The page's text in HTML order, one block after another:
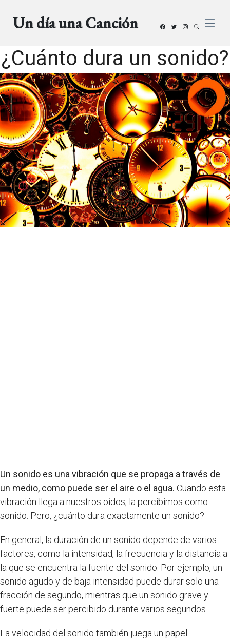
Un día una Canción
¿Cuánto dura un sonido?
Un sonido es una vibración que se propaga a través de
un medio, como puede ser el aire o el agua. Cuando esta
vibración llega a nuestros oídos, la percibimos como
sonido. Pero, ¿cuánto dura exactamente un sonido?
En general, la duración de un sonido depende de varios
factores, como la intensidad, la frecuencia y la distancia a
la que se encuentra la fuente del sonido. Por ejemplo, un
sonido agudo y de baja intensidad puede durar solo una
fracción de segundo, mientras que un sonido grave y
fuerte puede ser percibido durante varios segundos.
La velocidad del sonido también juega un papel